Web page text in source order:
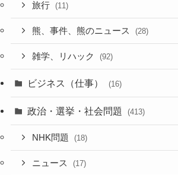
旅行 (11)
熊、事件、熊のニュース (28)
雑学、リハック (92)
ビジネス（仕事） (16)
政治・選挙・社会問題 (413)
NHK問題 (18)
ニュース (17)